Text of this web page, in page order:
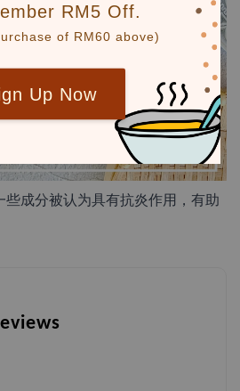
RM5 Off.
of RM60 above)
Up Now
些成分被认为具有抗炎作用，有助